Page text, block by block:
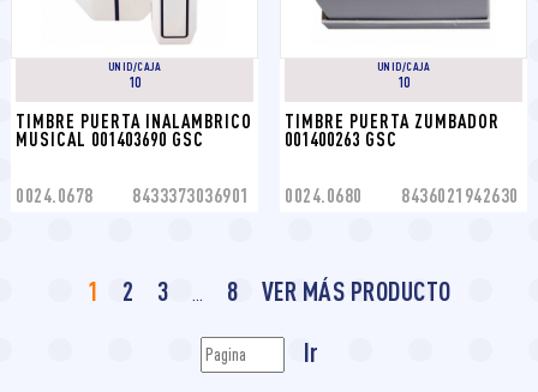
UNID/CAJA
10
TIMBRE PUERTA INALAMBRICO
MUSICAL 001403690 GSC
0024.0678 8433373036901
UNID/CAJA
10
TIMBRE PUERTA ZUMBADOR
001400263 GSC
0024.0680 8436021942630
1 2 3 8
VER MÁS PRODUCTO
Ir